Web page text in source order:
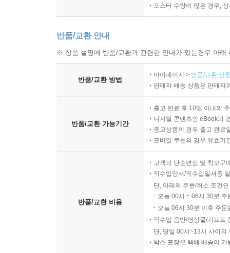
포스터 수량이 많은 경우,
반품/교환 안내
※ 상품 설명에 반품/교환과 관련한 안내가 있는경우 아
반품/교환 방법
마이페이지 > 반품/교환 신
판매자 배송 상품은 판매자
반품/교환 가능기간
출고 완료 후 10일 이내의
디지털 콘텐츠인 eBook의
중고상품의 경우 출고 완료
모바일 쿠폰의 경우 유효기
반품/교환 비용
고객의 단순변심 및 착오구
직수입양서/직수입일서중
단, 아래의 주문/취소 조건
오늘 00시 ~ 06시 30분
오늘 06시 30분 이후 주
직수입 음반/영상물/기프트
단, 당일 00시~13시 사이의
박스 포장은 택배 배송이